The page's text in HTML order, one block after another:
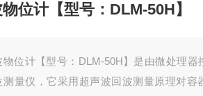
位计【型号：DLM-50H】
物位计【型号：DLM-50H】是由微处理器
测量仪，它采用超声波回波测量原理对容